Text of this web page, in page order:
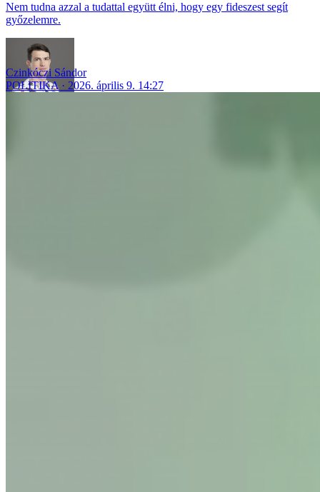
Nem tudna azzal a tudattal együtt élni, hogy egy fideszest segít
győzelemre.
Czinkóczi Sándor
POLITIKA
2026. április 9. 14:27